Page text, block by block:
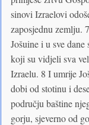
sinovi Izraelovi
zaposjednu zemlju.
Jošuine i u sve
koji su vidjeli sva
Izraelu. 8 I umrije
dobi od stotinu i
području baštine
gorju, sjeverno od